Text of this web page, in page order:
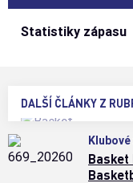
DALŠÍ ČLÁNKY Z
Basket
Statistiky zápasu